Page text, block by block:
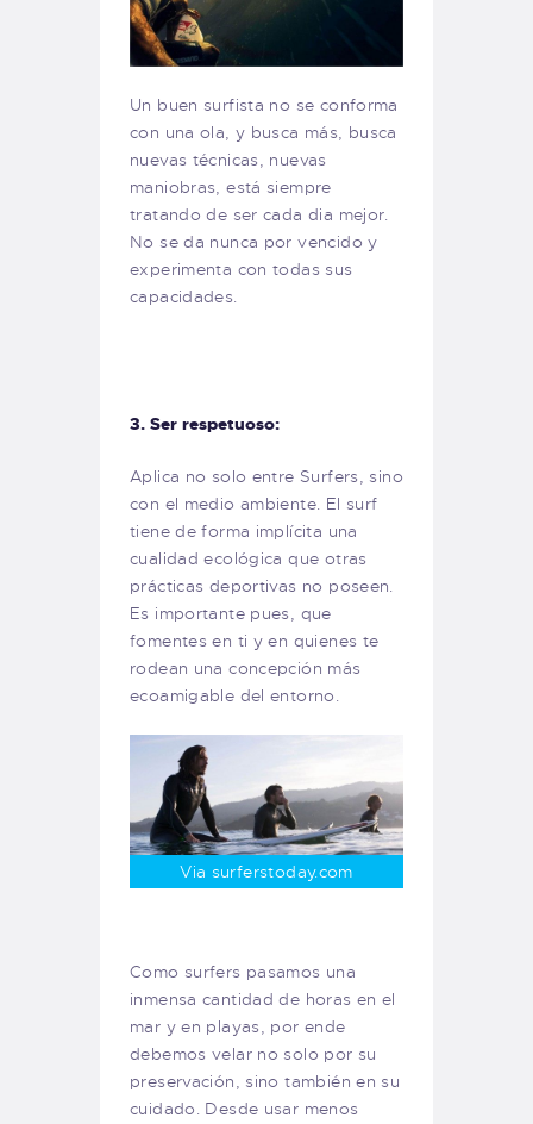
Un buen surfista no se conforma
con una ola, y busca más, busca
nuevas técnicas, nuevas
maniobras, está siempre
tratando de ser cada dia mejor.
No se da nunca por vencido y
experimenta con todas sus
capacidades.
3. Ser respetuoso:
Aplica no solo entre Surfers, sino
con el medio ambiente. El surf
tiene de forma implícita una
cualidad ecológica que otras
prácticas deportivas no poseen.
Es importante pues, que
fomentes en ti y en quienes te
rodean una concepción más
ecoamigable del entorno.
Via surferstoday.com
Como surfers pasamos una
inmensa cantidad de horas en el
mar y en playas, por ende
debemos velar no solo por su
preservación, sino también en su
cuidado. Desde usar menos